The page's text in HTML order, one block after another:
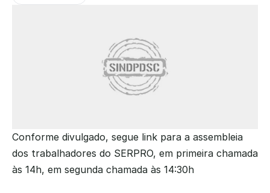
Conforme divulgado, segue link para a assembleia
dos trabalhadores do SERPRO, em primeira chamada
às 14h, em segunda chamada às 14:30h